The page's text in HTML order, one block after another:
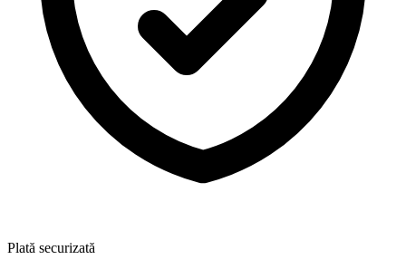
Plată securizată